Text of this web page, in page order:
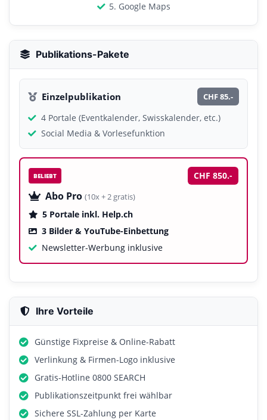
5. Google Maps
Publikations-Pakete
Einzelpublikation CHF 85.-
4 Portale (Eventkalender, Swisskalender, etc.)
Social Media & Vorlesefunktion
BELIEBT CHF 850.-
Abo Pro (10x + 2 gratis)
5 Portale inkl. Help.ch
3 Bilder & YouTube-Einbettung
Newsletter-Werbung inklusive
Ihre Vorteile
Günstige Fixpreise & Online-Rabatt
Verlinkung & Firmen-Logo inklusive
Gratis-Hotline 0800 SEARCH
Publikationszeitpunkt frei wählbar
Sichere SSL-Zahlung per Karte